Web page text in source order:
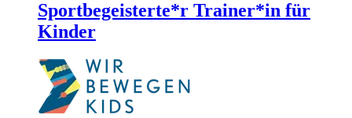
Sportbegeisterte*r Trainer*in für
Kinder